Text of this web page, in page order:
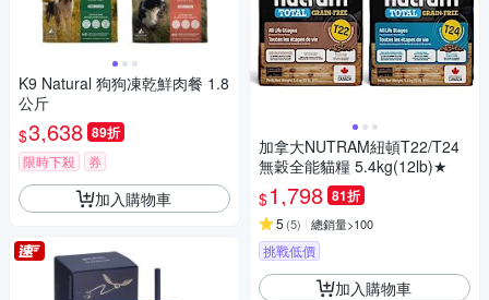
K9 Natural 狗狗凍乾鮮肉餐 1.8
公斤
$3,638 89折
限時下殺 券
加入購物車
加拿大NUTRAM紐頓T22/T24
無穀全能貓糧 5.4kg(12lb)★
$1,798 81折
5 (5) 總銷量>100
挑戰低價
加入購物車